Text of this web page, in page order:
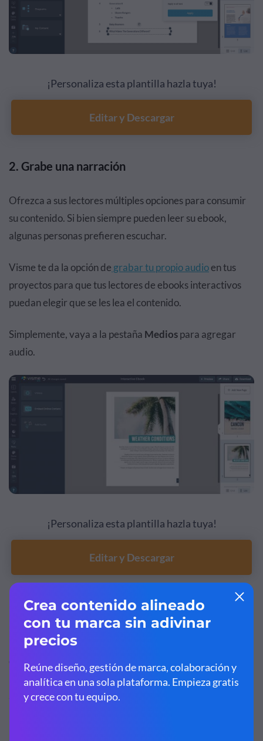
¡Personaliza esta plantilla hazla tuya!
Editar y Descargar
2. Grabe una narración
Ofrezca a sus lectores múltiples opciones para consumir
su contenido. Si bien siempre pueden leer su ebook,
algunas personas prefieren escuchar.
Visme te da la opción de grabar tu propio audioen tus
proyectos para que tus lectores de ebooks interactivos
puedan elegir que se les lea el contenido.
Simplemente, vaya a la pestaña Mediospara agregar
audio.
¡Personaliza esta plantilla hazla tuya!
Editar y Descargar
Nota:Se admite agregar audio para presentaciones,
infografías y otros formatos, y pronto estará disponible
para documentos. Como solución alternativa, puede
comenzar con un lienzo en blanco de tamaño
personalizado para que su libro digital interactivo tenga
acceso a esta función.